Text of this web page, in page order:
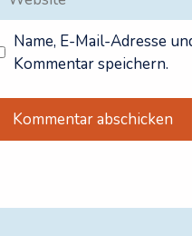
Name, E-Mail-Adresse
Kommentar speichern.